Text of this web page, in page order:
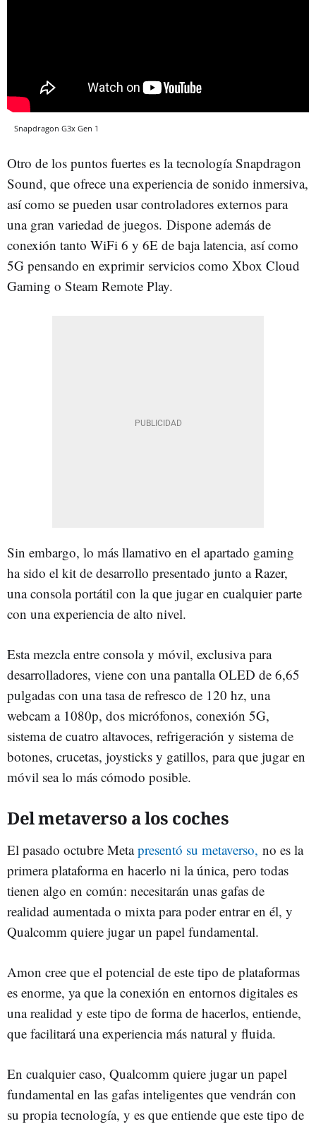
Snapdragon G3x Gen 1
Otro de los puntos fuertes es la tecnología Snapdragon
Sound, que ofrece una experiencia de sonido inmersiva,
así como se pueden usar controladores externos para
una gran variedad de juegos. Dispone además de
conexión tanto WiFi 6 y 6E de baja latencia, así como
5G pensando en exprimir servicios como Xbox Cloud
Gaming o Steam Remote Play.
Sin embargo, lo más llamativo en el apartado gaming
ha sido el kit de desarrollo presentado junto a Razer,
una consola portátil con la que jugar en cualquier parte
con una experiencia de alto nivel.
Esta mezcla entre consola y móvil, exclusiva para
desarrolladores, viene con una pantalla OLED de 6,65
pulgadas con una tasa de refresco de 120 hz, una
webcam a 1080p, dos micrófonos, conexión 5G,
sistema de cuatro altavoces, refrigeración y sistema de
botones, crucetas, joysticks y gatillos, para que jugar en
móvil sea lo más cómodo posible.
Del metaverso a los coches
El pasado octubre Metapresentó su metaverso, no es la
primera plataforma en hacerlo ni la única, pero todas
tienen algo en común: necesitarán unas gafas de
realidad aumentada o mixta para poder entrar en él, y
Qualcomm quiere jugar un papel fundamental.
Amon cree que el potencial de este tipo de plataformas
es enorme, ya que la conexión en entornos digitales es
una realidad y este tipo de forma de hacerlos, entiende,
que facilitará una experiencia más natural y fluida.
En cualquier caso, Qualcomm quiere jugar un papel
fundamental en las gafas inteligentes que vendrán con
su propia tecnología, y es que entiende que este tipo de